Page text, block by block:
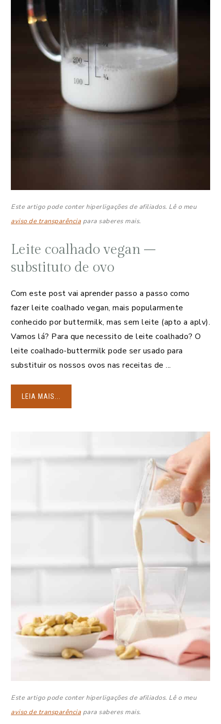
Este artigo pode conter hiperligações de afiliados. Lê o meu
aviso de transparência para saberes mais.
Leite coalhado vegan –
substituto de ovo
Com este post vai aprender passo a passo como
fazer leite coalhado vegan, mais popularmente
conhecido por buttermilk, mas sem leite (apto a aplv).
Vamos lá? Para que necessito de leite coalhado? O
leite coalhado-buttermilk pode ser usado para
substituir os nossos ovos nas receitas de ...
LEIA MAIS...
Este artigo pode conter hiperligações de afiliados. Lê o meu
aviso de transparência para saberes mais.